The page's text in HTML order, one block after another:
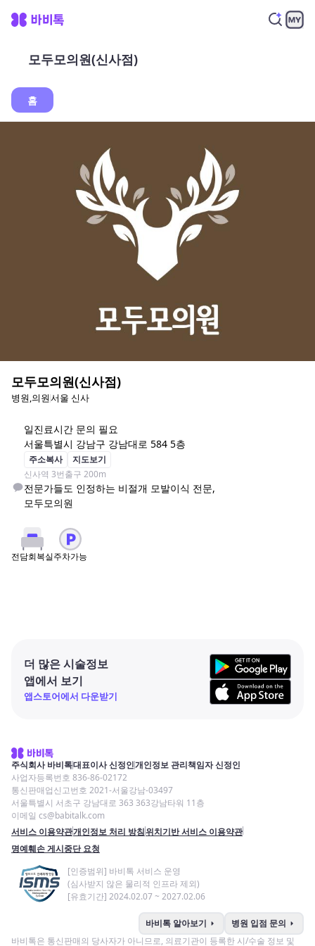
모두모의원(신사점)
홈
모두모의원(신사점)
병원,의원서울 신사
일진료시간 문의 필요
서울특별시 강남구 강남대로 584 5층
주소복사
지도보기
신사역 3번출구 200m
전문가들도 인정하는 비절개 모발이식 전문,
모두모의원
전담회복실주차가능
더 많은 시술정보
앱에서 보기
앱스토어에서 다운받기
주식회사 바비톡대표이사 신정인개인정보 관리책임자 신정인
사업자등록번호 836-86-02172
통신판매업신고번호 2021-서울강남-03497
서울특별시 서초구 강남대로 363 363강남타워 11층
이메일 cs@babitalk.com
서비스 이용약관개인정보 처리 방침위치기반 서비스 이용약관
명예훼손 게시중단 요청
[인증범위] 바비톡 서비스 운영
(심사받지 않은 물리적 인프라 제외)
[유효기간] 2024.02.07 ~ 2027.02.06
바비톡 알아보기 arrow_right 병원 입점 문의 arrow_right
바비톡은 통신판매의 당사자가 아니므로, 의료기관이 등록한 시/수술 정보 및